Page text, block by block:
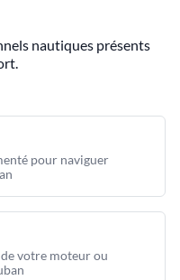
nautiques présents
pour naviguer
votre moteur ou